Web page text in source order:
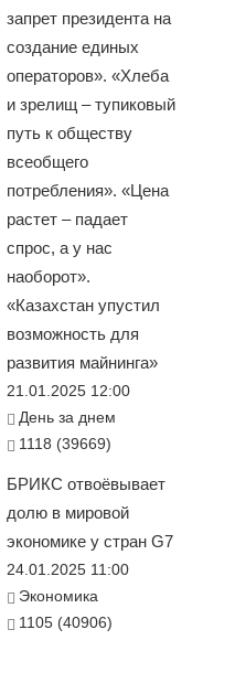
запрет президента на
создание единых
операторов». «Хлеба
и зрелищ – тупиковый
путь к обществу
всеобщего
потребления». «Цена
растет – падает
спрос, а у нас
наоборот».
«Казахстан упустил
возможность для
развития майнинга»
21.01.2025 12:00
День за днем
1118 (39669)
БРИКС отвоёвывает
долю в мировой
экономике у стран G7
24.01.2025 11:00
Экономика
1105 (40906)